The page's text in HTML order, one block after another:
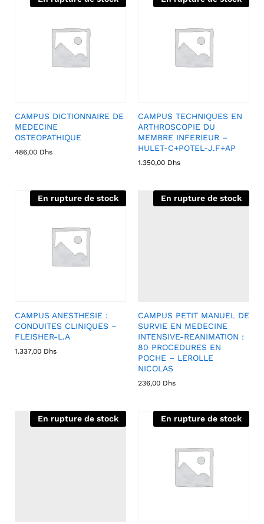
CAMPUS DICTIONNAIRE DE
MEDECINE
OSTEOPATHIQUE
486,00 Dhs
CAMPUS TECHNIQUES EN
ARTHROSCOPIE DU
MEMBRE INFERIEUR –
HULET-C+POTEL-J.F+AP
1.350,00 Dhs
En rupture de stock
CAMPUS ANESTHESIE :
CONDUITES CLINIQUES –
FLEISHER-L.A
1.337,00 Dhs
En rupture de stock
CAMPUS PETIT MANUEL DE
SURVIE EN MEDECINE
INTENSIVE-REANIMATION :
80 PROCEDURES EN
POCHE – LEROLLE
NICOLAS
236,00 Dhs
En rupture de stock En rupture de stock